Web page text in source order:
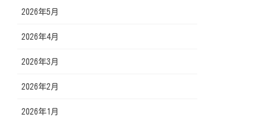
2026年5月
2026年4月
2026年3月
2026年2月
2026年1月